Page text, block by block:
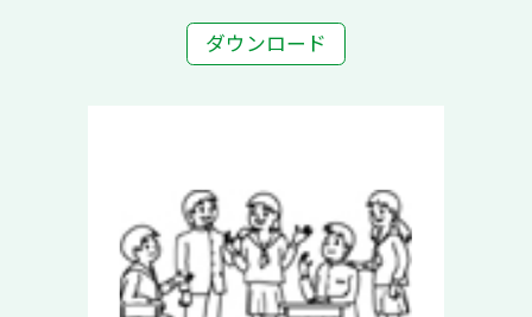
ダウンロード